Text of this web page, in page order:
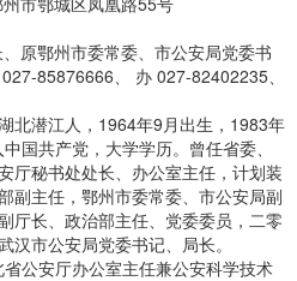
原鄂州市委常委、市公安局党委书
85876666、 办 027-82402235、
北潜江人，1964年9月出生，1983年
国共产党，大学学历。曾任省委、
厅秘书处处长、办公室主任，计划装
副主任，鄂州市委常委、市公安局副
厅长、政治部主任、党委委员，二零
汉市公安局党委书记、局长。
公安厅办公室主任兼公安科学技术